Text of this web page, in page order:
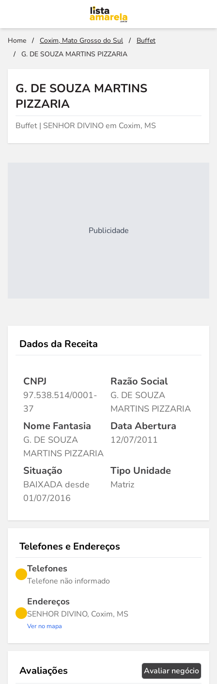
Home / Coxim, Mato Grosso do Sul /
Buffet
/
G. DE SOUZA MARTINS PIZZARIA
G. DE SOUZA MARTINS
PIZZARIA
Buffet | SENHOR DIVINO em Coxim, MS
Publicidade
Dados da Receita
CNPJ
97.538.514/0001-
37
Razão Social
G. DE SOUZA
MARTINS PIZZARIA
Nome Fantasia
G. DE SOUZA
MARTINS PIZZARIA
Data Abertura
12/07/2011
Situação
BAIXADA desde
01/07/2016
Tipo Unidade
Matriz
Telefones e Endereços
Telefones
Telefone não informado
Endereços
SENHOR DIVINO, Coxim, MS
Ver no mapa
Avaliações Avaliar negócio